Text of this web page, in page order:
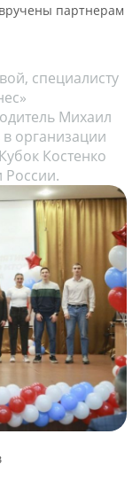
партнерам
специалисту
Михаил
организации
Костенко